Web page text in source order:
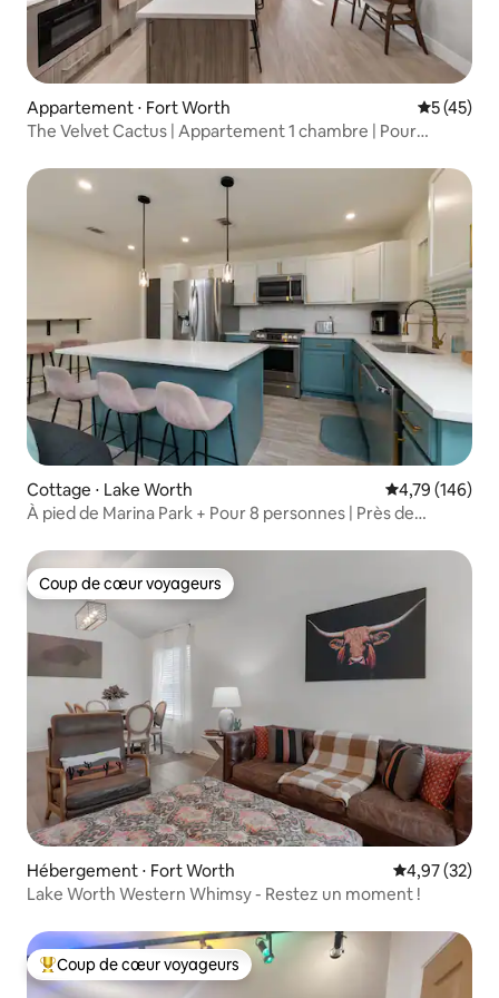
Appartement ⋅ Fort Worth
5 (45)
The Velvet Cactus | Appartement 1 chambre | Pour
Cottage ⋅ Lake Worth Évaluation
4,79 (146)
À pied de Marina Park + Pour 8 personnes | Près de
Coup de cœur voyageurs
Coup de cœur voyageurs
Hébergement ⋅ Fort Worth Évaluation
4,97 (32)
Lake Worth Western Whimsy - Restez un moment !
Coups de cœur voyageurs les plus appréciés
Coup de cœur voyageurs